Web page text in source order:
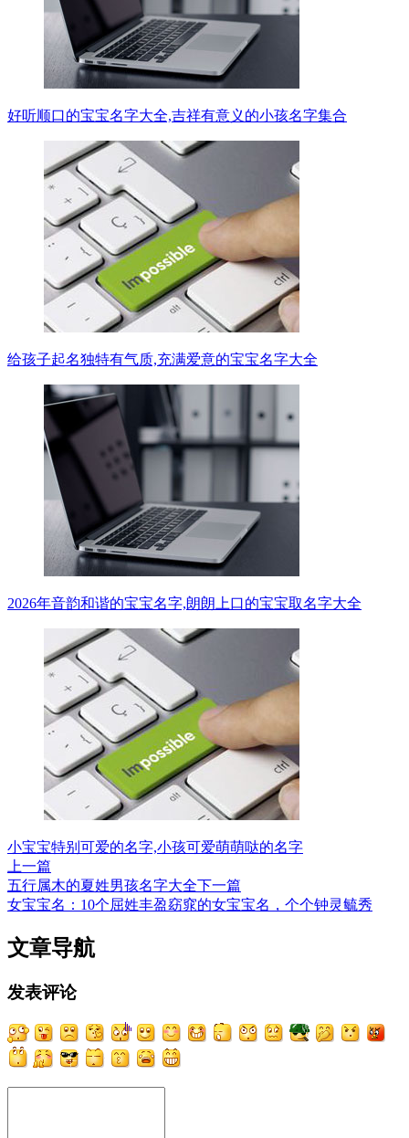
好听顺口的宝宝名字大全,吉祥有意义的小孩名字集合
给孩子起名独特有气质,充满爱意的宝宝名字大全
2026年音韵和谐的宝宝名字,朗朗上口的宝宝取名字大全
小宝宝特别可爱的名字,小孩可爱萌萌哒的名字
上一篇
五行属木的夏姓男孩名字大全下一篇
女宝宝名：10个屈姓丰盈窈窕的女宝宝名，个个钟灵毓秀
文章导航
发表评论